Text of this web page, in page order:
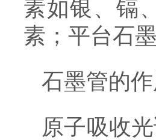
素如银、镉
素；平台石
石墨管的作
原子吸收